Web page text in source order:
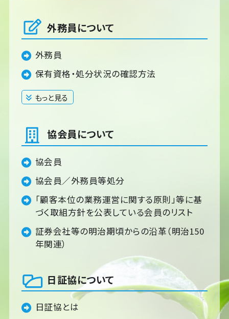
外務員について
外務員
保有資格・処分状況の確認方法
もっと見る
閉じる
協会員について
協会員
協会員／外務員等処分
「顧客本位の業務運営に関する原則」等に基
づく取組方針を公表している会員のリスト
証券会社等の明治期頃からの沿革（明治150
年関連）
日証協について
日証協とは